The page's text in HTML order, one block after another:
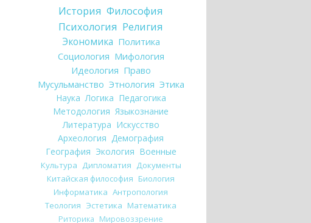
История Философия
Психология Религия
Экономика Политика
Социология Мифология
Идеология Право
Мусульманство Этнология Этика
Наука Логика Педагогика
Методология Языкознание
Литература Искусство
Археология Демография
География Экология Военные
Культура Дипломатия Документы
Китайская философия Биология
Информатика Антропология
Теология Эстетика Математика
Риторика Мировоззрение